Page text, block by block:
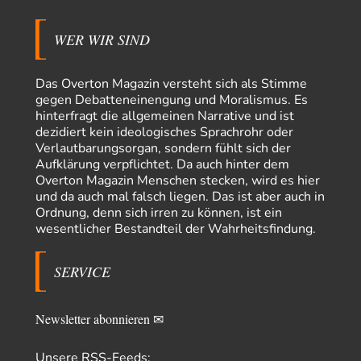
Trilex
Ein Bild der Friedensbewegung
Sicher, das Innere bricht sich Bann. Gemeint ist damit stets eine
PaulKehlvor 12 Stunden zu:
Wacht Deutschland nun in dem Krieg auf, den es seit Jahren
maßgeblich unterstützt?
Ich tippe auf die Ukros. Für solche James Bond-Aktionen ist der VS zu
tappsig. Bei…
sylvainvor 21 Stunden zu:
Rechts- oder Linksträger? 41
Danke für den Link. Ich vertraue ja der Wissenschaft, wissen Sie? Und da
ist es…
Theo Noestonto
Die Westbank in New York
"Das hielt Amerika nicht davon ab, Afghanistan zu besetzen, die
vertieft EU-Spaltung
WER WIR SIND
Das Overton Magazin versteht sich als Stimme
gegen Debatteneinengung und Moralismus. Es
hinterfragt die allgemeinen Narrative und ist
dezidiert kein ideologisches Sprachrohr oder
Verlautbarungsorgan, sondern fühlt sich der
Aufklärung verpflichtet. Da auch hinter dem
Overton Magazin Menschen stecken, wird es hier
und da auch mal falsch liegen. Das ist aber auch in
Ordnung, denn sich irren zu können, ist ein
wesentlicher Bestandteil der Wahrheitsfindung.
SERVICE
Newsletter abonnieren ✉